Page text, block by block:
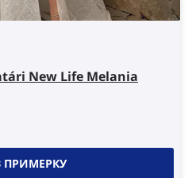
New Life Melania
ПРИМЕРКУ